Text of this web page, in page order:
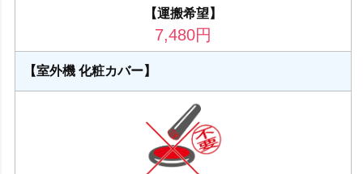
【運搬希望】
7,480円
【室外機 化粧カバー】